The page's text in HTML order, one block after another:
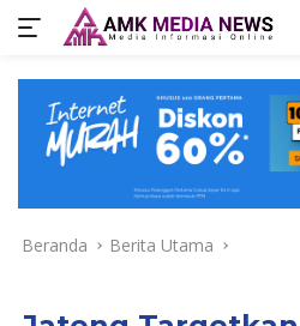
konten
Beranda Berita Utama